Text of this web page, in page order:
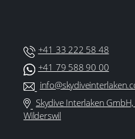
+41 33 222 58 48
+41 79 588 90 00
Skydive Interlaken
Wilderswil